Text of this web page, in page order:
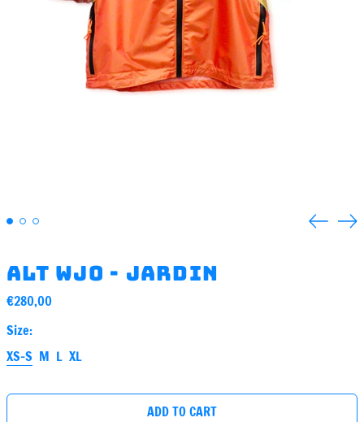
Previous
ALT WJO - Jardin
Regular
€280,00
Size:
XS-S M L XL
ADD TO CART